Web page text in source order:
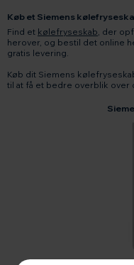
Køb et Siemens
Find et kølefryseskab, der
herover, og bestil det online
gratis levering.
Køb dit Siemens
til at få et bedre overblik over